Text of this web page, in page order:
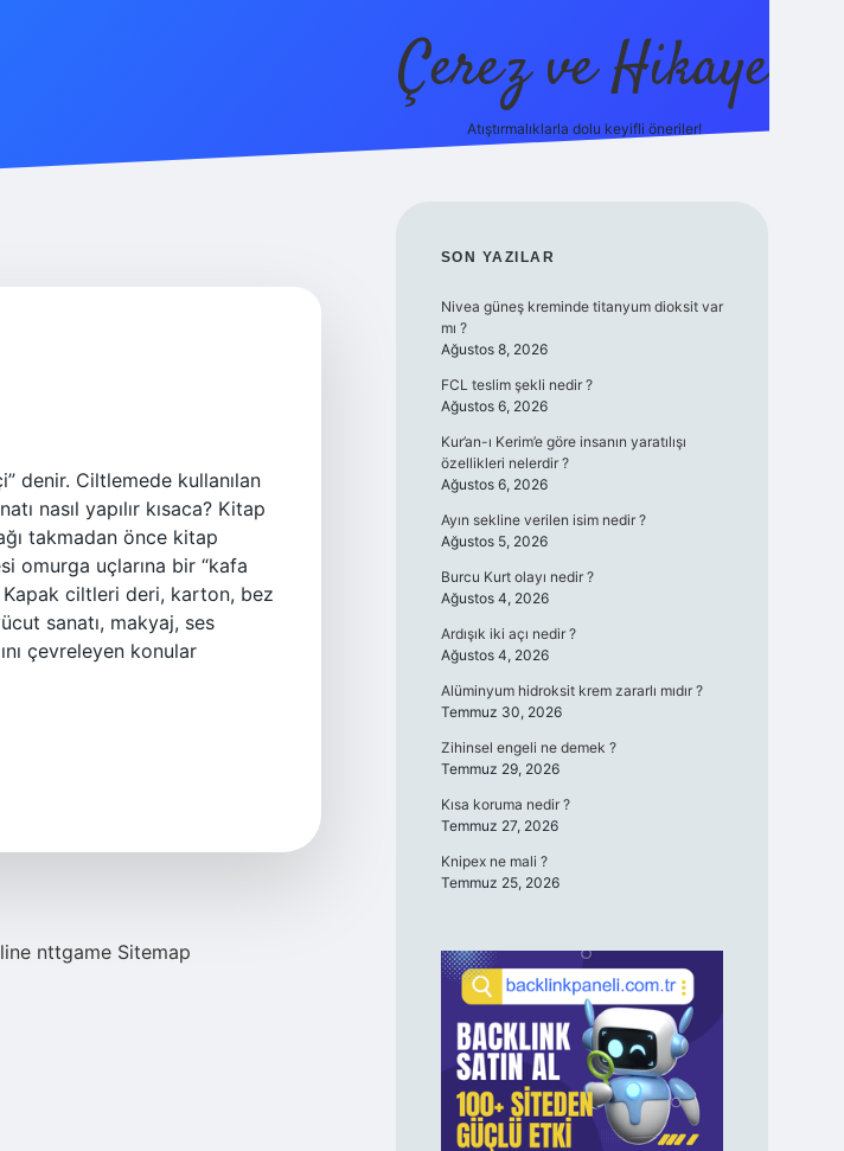
Çerez ve Hikaye
Atıştırmalıklarla dolu keyifli öneriler!
denir. Ciltlemede kullanılan
nasıl yapılır kısaca? Kitap
takmadan önce kitap
omurga uçlarına bir “kafa
Kapak ciltleri deri, karton, bez
sanatı, makyaj, ses
çevreleyen konular
nttgame Sitemap
SIDEBAR
SON YAZILAR
Nivea güneş kreminde titanyum dioksit var
mı ?
Ağustos 8, 2026
FCL teslim şekli nedir ?
Ağustos 6, 2026
Kur’an-ı Kerim’e göre insanın yaratılışı
özellikleri nelerdir ?
Ağustos 6, 2026
Ayın sekline verilen isim nedir ?
Ağustos 5, 2026
Burcu Kurt olayı nedir ?
Ağustos 4, 2026
Ardışık iki açı nedir ?
Ağustos 4, 2026
Alüminyum hidroksit krem zararlı mıdır ?
Temmuz 30, 2026
Zihinsel engeli ne demek ?
Temmuz 29, 2026
Kısa koruma nedir ?
Temmuz 27, 2026
Knipex ne mali ?
Temmuz 25, 2026